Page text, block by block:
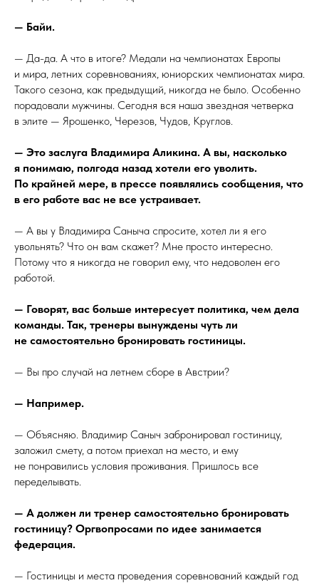
— Байи.
— Да-да. А что в итоге? Медали на чемпионатах Европы
и мира, летних соревнованиях, юниорских чемпионатах мира.
Такого сезона, как предыдущий, никогда не было. Особенно
порадовали мужчины. Сегодня вся наша звездная четверка
в элите — Ярошенко, Черезов, Чудов, Круглов.
— Это заслуга Владимира Аликина. А вы, насколько
я понимаю, полгода назад хотели его уволить.
По крайней мере, в прессе появлялись сообщения, что
в его работе вас не все устраивает.
— А вы у Владимира Саныча спросите, хотел ли я его
увольнять? Что он вам скажет? Мне просто интересно.
Потому что я никогда не говорил ему, что недоволен его
работой.
— Говорят, вас больше интересует политика, чем дела
команды. Так, тренеры вынуждены чуть ли
не самостоятельно бронировать гостиницы.
— Вы про случай на летнем сборе в Австрии?
— Например.
— Объясняю. Владимир Саныч забронировал гостиницу,
заложил смету, а потом приехал на место, и ему
не понравились условия проживания. Пришлось все
переделывать.
— А должен ли тренер самостоятельно бронировать
гостиницу? Оргвопросами по идее занимается
федерация.
— Гостиницы и места проведения соревнований каждый год